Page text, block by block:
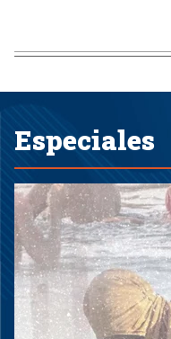
Especiales